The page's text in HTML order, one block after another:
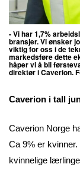
- Vi har 1,7%
bransjer.Vi ønsker
viktig for oss i de
markedsføre dette
håper vi å bli
direktør i Caverion.
Caverion i tall
Caverion Norge
Ca 9% er
kvinnelige